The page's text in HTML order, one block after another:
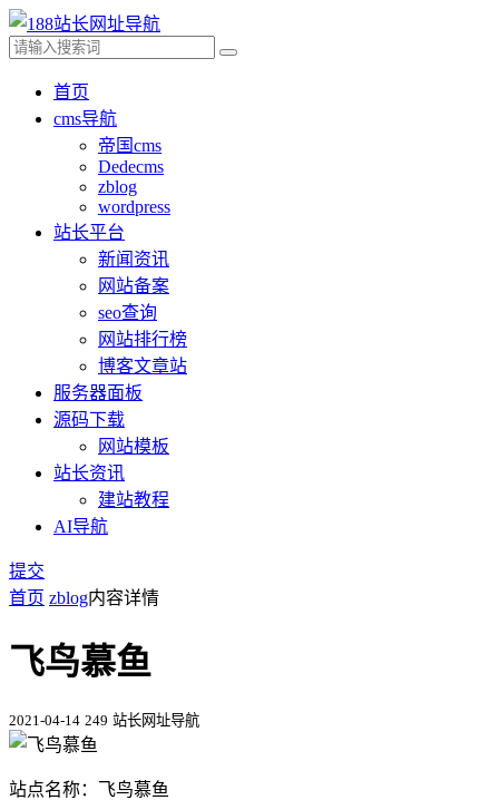
首页
cms导航
帝国cms
Dedecms
zblog
wordpress
站长平台
新闻资讯
网站备案
seo查询
网站排行榜
博客文章站
服务器面板
源码下载
网站模板
站长资讯
建站教程
AI导航
提交
首页 zblog内容详情
飞鸟慕鱼
2021-04-14 249 站长网址导航
站点名称：飞鸟慕鱼